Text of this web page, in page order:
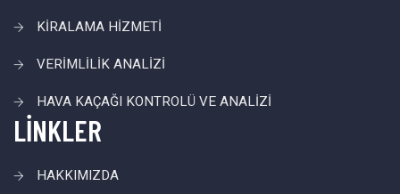
KİRALAMA HİZMETİ
VERİMLİLİK ANALİZİ
HAVA KAÇAĞI KONTROLÜ VE ANALİZİ
LİNKLER
HAKKIMIZDA